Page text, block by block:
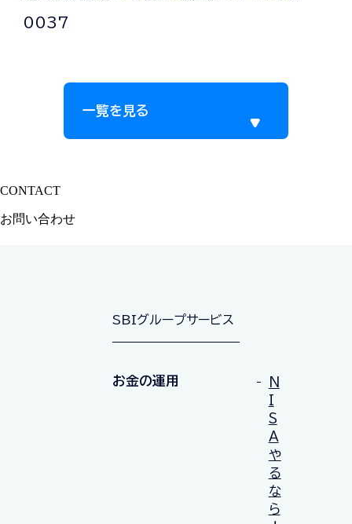
0037
一覧を見る
CONTACT
お問い合わせ
SBIグループサービス
お金の運用
N
I
S
A
や
る
な
ら